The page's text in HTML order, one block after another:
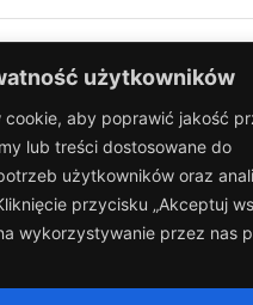
użytkowników
cookie, aby poprawić jakość
lub treści dostosowane do
użytkowników oraz
przycisku „Akceptuj
wykorzystywanie przez nas
adres e-mail i stronę
raz, gdy skomentuję.